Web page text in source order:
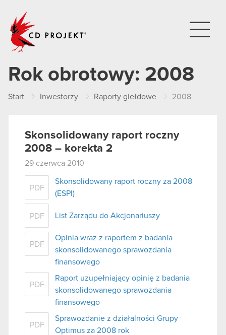
Rok obrotowy: 2008
Start Inwestorzy Raporty giełdowe 2008
Skonsolidowany raport roczny
2008 – korekta 2
29 czerwca 2010
PDF
Skonsolidowany raport roczny za 2008
(ESPI)
PDF List Zarządu do Akcjonariuszy
PDF
Opinia wraz z raportem z badania
skonsolidowanego sprawozdania
finansowego
PDF
Raport uzupełniający opinię z badania
skonsolidowanego sprawozdania
finansowego
PDF
Sprawozdanie z działalności Grupy
Optimus za 2008 rok